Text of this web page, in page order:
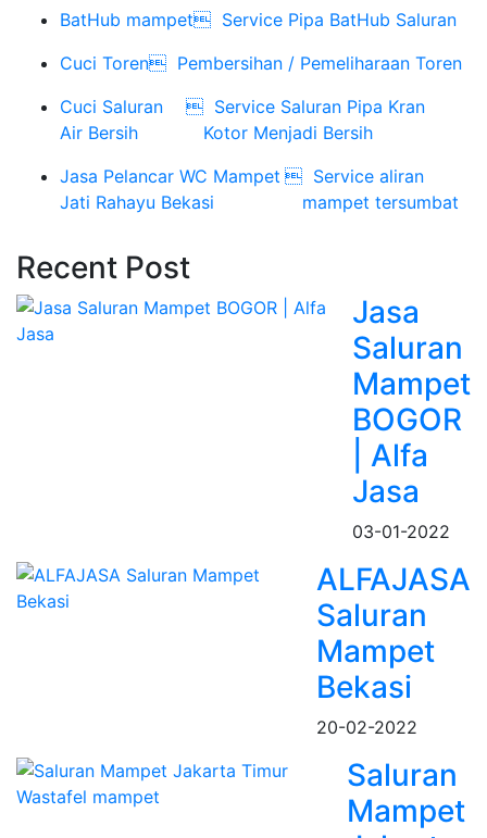
BatHub mampet Service Pipa BatHub Saluran
Cuci Toren Pembersihan / Pemeliharaan Toren
Cuci Saluran
Air Bersih
Service Saluran Pipa Kran
Kotor Menjadi Bersih
Jasa Pelancar WC Mampet
Jati Rahayu Bekasi
 Service aliran
mampet tersumbat
Recent Post
Jasa
Saluran
Mampet
BOGOR
| Alfa
Jasa
03-01-2022
ALFAJASA
Saluran
Mampet
Bekasi
20-02-2022
Saluran
Mampet